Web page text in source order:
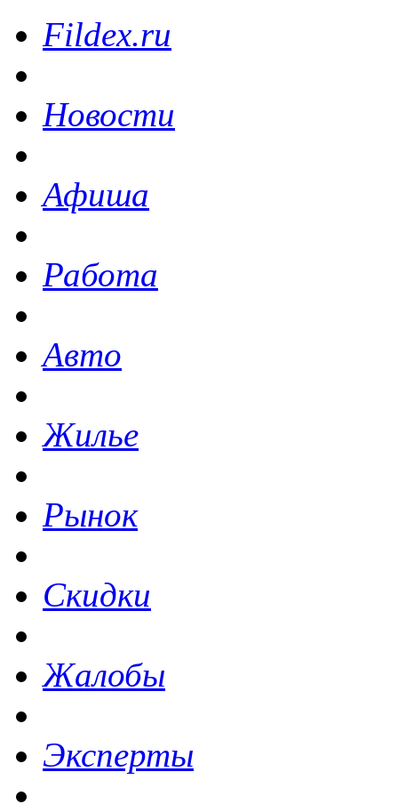
Fildex.ru
Новости
Афиша
Работа
Авто
Жилье
Рынок
Скидки
Жалобы
Эксперты